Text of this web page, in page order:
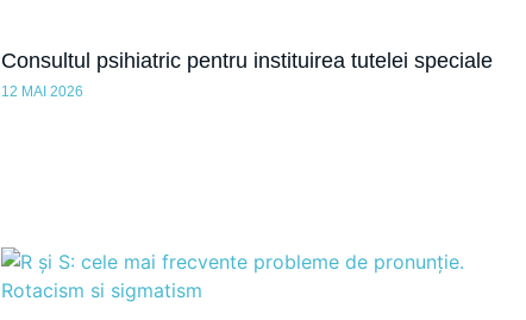
Consultul psihiatric pentru instituirea tutelei speciale
12 MAI 2026